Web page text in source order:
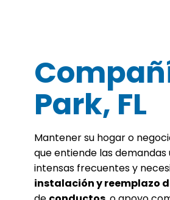
Park, FL
Mantener su hogar o
que entiende las demandas
intensas frecuentes y
instalación y reemplazo